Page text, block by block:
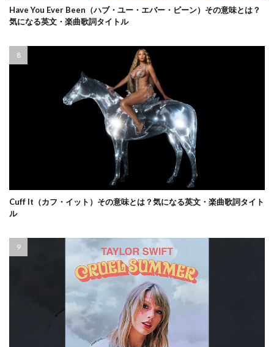
Have You Ever Been（ハブ・ユー・エバー・ビーン）その意味とは？
気になる英文・楽曲歌詞タイトル
Cuff It（カフ・イット）その意味とは？気になる英文・楽曲歌詞タイト
ル